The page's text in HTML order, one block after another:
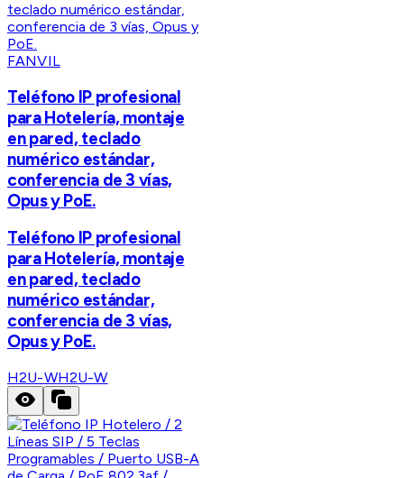
FANVIL
Teléfono IP profesional
para Hotelería, montaje
en pared, teclado
numérico estándar,
conferencia de 3 vías,
Opus y PoE.
Teléfono IP profesional
para Hotelería, montaje
en pared, teclado
numérico estándar,
conferencia de 3 vías,
Opus y PoE.
H2U-WH2U-W